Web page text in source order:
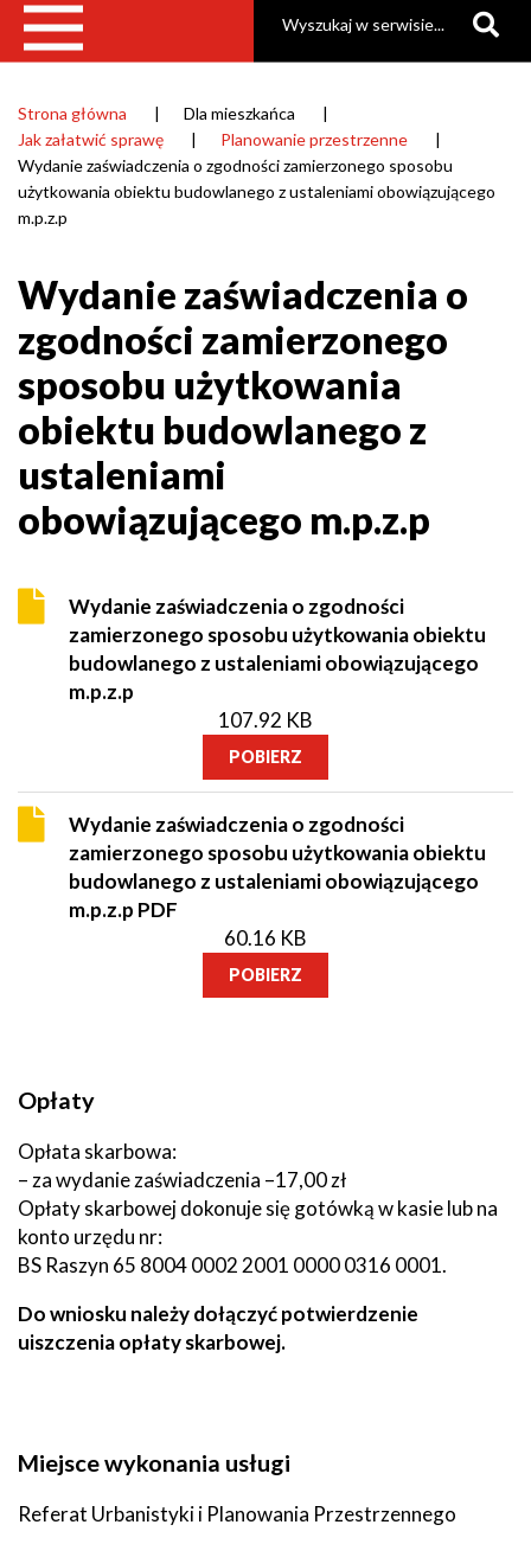
Gmina
Raszyn
Ścieżka
nawigacyjna
Strona główna
Dla mieszkańca
Jak załatwić sprawę
Planowanie przestrzenne
Wydanie zaświadczenia o zgodności zamierzonego sposobu
użytkowania obiektu budowlanego z ustaleniami obowiązującego
m.p.z.p
Wydanie zaświadczenia o
zgodności zamierzonego
sposobu użytkowania
obiektu budowlanego z
ustaleniami
obowiązującego m.p.z.p
Wydanie zaświadczenia o zgodności
zamierzonego sposobu użytkowania obiektu
budowlanego z ustaleniami obowiązującego
m.p.z.p
107.92 KB
POBIERZ
Wydanie zaświadczenia o zgodności
zamierzonego sposobu użytkowania obiektu
budowlanego z ustaleniami obowiązującego
m.p.z.p PDF
60.16 KB
POBIERZ
Opłaty
Opłata skarbowa:
– za wydanie zaświadczenia –17,00 zł
Opłaty skarbowej dokonuje się gotówką w kasie lub na
konto urzędu nr:
BS Raszyn 65 8004 0002 2001 0000 0316 0001.
Do wniosku należy dołączyć potwierdzenie
uiszczenia opłaty skarbowej.
Miejsce wykonania usługi
Referat Urbanistyki i Planowania Przestrzennego